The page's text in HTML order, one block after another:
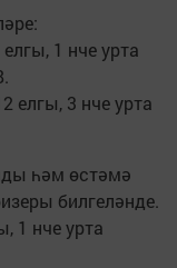
1 нче урта
елгы, 3 нче урта
һәм өстәмә
билгеләнде.
1 нче урта